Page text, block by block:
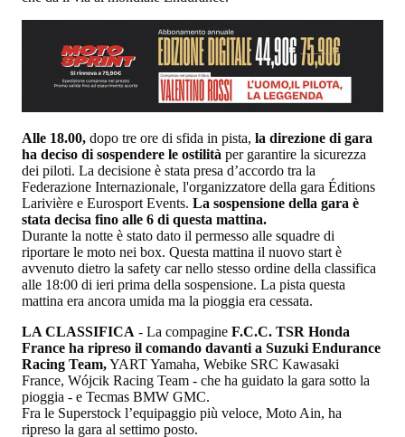
Alle 18.00, dopo tre ore di sfida in pista, la direzione di gara
ha deciso di sospendere le ostilità per garantire la sicurezza
dei piloti. La decisione è stata presa d’accordo tra la
Federazione Internazionale, l'organizzatore della gara Éditions
Larivière e Eurosport Events. La sospensione della gara è
stata decisa fino alle 6 di questa mattina.
Durante la notte è stato dato il permesso alle squadre di
riportare le moto nei box. Questa mattina il nuovo start è
avvenuto dietro la safety car nello stesso ordine della classifica
alle 18:00 di ieri prima della sospensione. La pista questa
mattina era ancora umida ma la pioggia era cessata.
LA CLASSIFICA - La compagine F.C.C. TSR Honda
France ha ripreso il comando davanti a Suzuki Endurance
Racing Team,YART Yamaha, Webike SRC Kawasaki
France, Wójcik Racing Team - che ha guidato la gara sotto la
pioggia - e Tecmas BMW GMC.
Fra le Superstock l’equipaggio più veloce, Moto Ain, ha
ripreso la gara al settimo posto.